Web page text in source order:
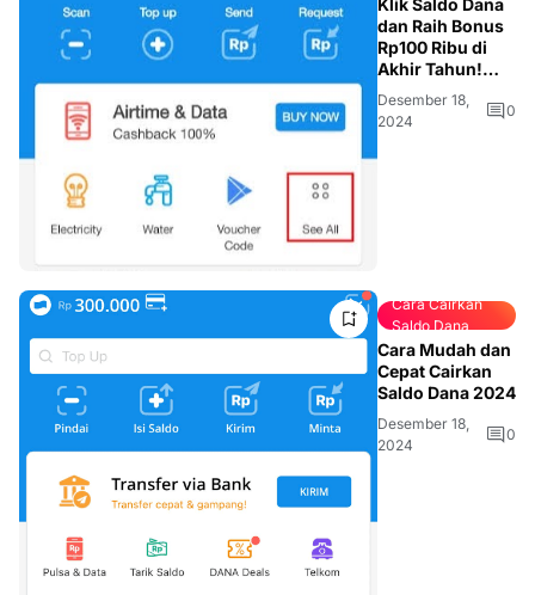
Klik Saldo Dana
dan Raih Bonus
Rp100 Ribu di
Akhir Tahun!
Begini Caranya
Desember 18,
2024
0
Cara Cairkan
Saldo Dana
Cara Mudah dan
Cepat Cairkan
Saldo Dana 2024
Desember 18,
2024
0